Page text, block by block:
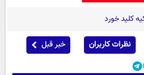
کلید خورد
نظرات کاربران خبر قبل